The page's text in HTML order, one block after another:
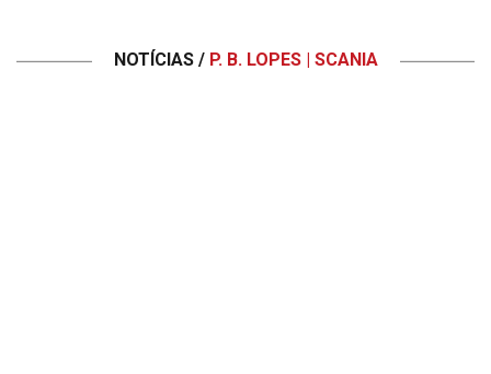
NOTÍCIAS / P. B. LOPES | SCANIA